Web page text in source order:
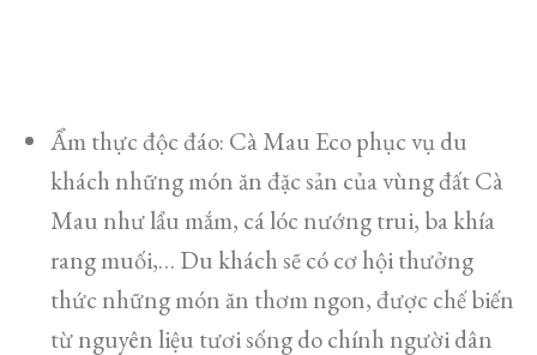
Ẩm thực độc đáo: Cà Mau Eco phục vụ du
khách những món ăn đặc sản của vùng đất Cà
Mau như lẩu mắm, cá lóc nướng trui, ba khía
rang muối,… Du khách sẽ có cơ hội thưởng
thức những món ăn thơm ngon, được chế biến
từ nguyên liệu tươi sống do chính người dân